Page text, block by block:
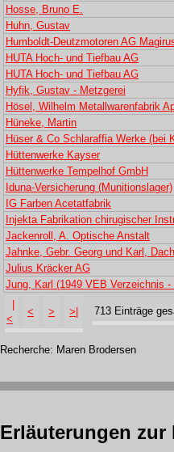
Hosse, Bruno E.
Huhn, Gustav
Humboldt-Deutzmotoren AG
HUTA Hoch- und Tiefbau AG
HUTA Hoch- und Tiefbau AG
Hyfik, Gustav - Metzgerei
Hösel, Wilhelm Metallwarenfabrik
Hüneke, Martin
Hüser & Co Schlaraffia Werke (bei
Hüttenwerke Kayser
Hüttenwerke Tempelhof GmbH
Iduna-Versicherung (Munitionslager)
IG Farben Acetatfabrik
Injekta Fabrikation chirugischer
Jackenroll, A. Optische Anstalt
Jahnke, Gebr. Georg und Karl,
Julius Kräcker AG
Jung, Karl (1949 VEB Verzeichnis
<
< > >| 713 Einträge
Recherche: Maren Brodersen
Erläuterungen zur